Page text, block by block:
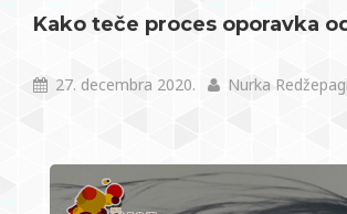
Kako teče proces oporavka
27. decembra 2020. Nurka